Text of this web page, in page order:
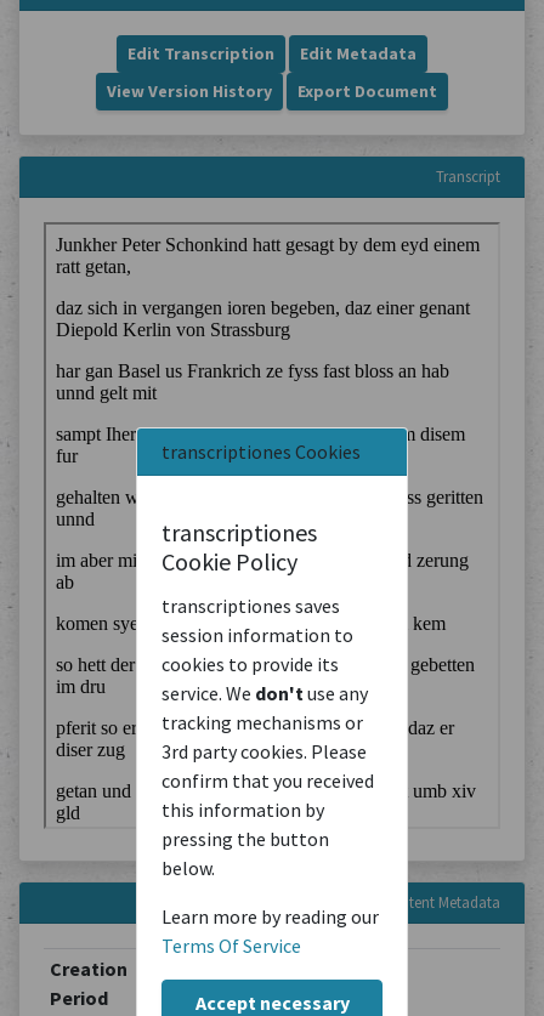
transcriptiones Cookies
transcriptiones
Cookie Policy
transcriptiones saves
session information to
cookies to provide its
service. We don't use any
tracking mechanisms or
3rd party cookies. Please
confirm that you received
this information by
pressing the button
below.
Learn more by reading our
Terms Of Service
Accept necessary
Edit Transcription
Edit Metadata
View Version History
Export Document
Transcript
Content Metadata
Creation
Period